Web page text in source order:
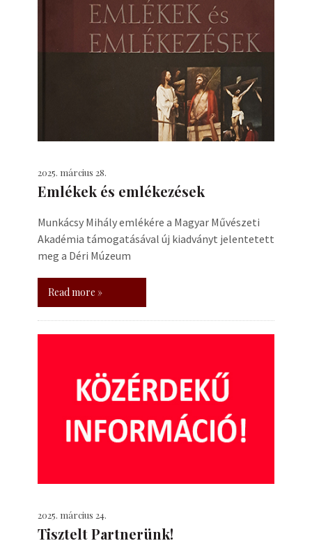
2025. március 28.
Emlékek és emlékezések
Munkácsy Mihály emlékére a Magyar Művészeti
Akadémia támogatásával új kiadványt jelentetett
meg a Déri Múzeum
Read more »
2025. március 24.
Tisztelt Partnerünk!